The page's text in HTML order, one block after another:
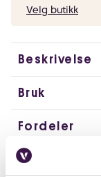
Velg butikk
Beskrivelse
Bruk
Fordeler
Ingredienser